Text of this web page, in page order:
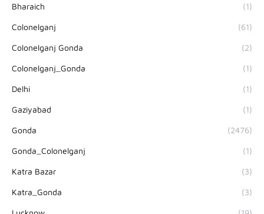
Bharaich (1)
Colonelganj (61)
Colonelganj Gonda (2)
Colonelganj_Gonda (1)
Delhi (1)
Gaziyabad (1)
Gonda (2476)
Gonda_Colonelganj (1)
Katra Bazar (3)
Katra_Gonda (3)